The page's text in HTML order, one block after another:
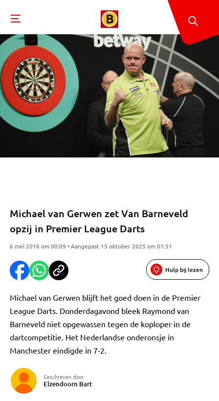
Michael van Gerwen zet Van Barneveld
opzij in Premier League Darts
6 mei 2016 om 00:09 • Aangepast 15 oktober 2025 om 01:31
Hulp bij lezen
Michael van Gerwen blijft het goed doen in de Premier
League Darts. Donderdagavond bleek Raymond van
Barneveld niet opgewassen tegen de koploper in de
dartcompetitie. Het Nederlandse onderonsje in
Manchester eindigde in 7-2.
Geschreven door
Elzendoorn Bart